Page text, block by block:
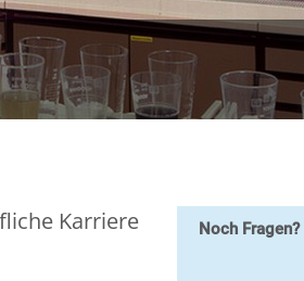
Karriere
Noch Fragen?